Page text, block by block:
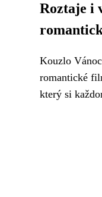
Roztaje i
Kouzlo
romantické
který si